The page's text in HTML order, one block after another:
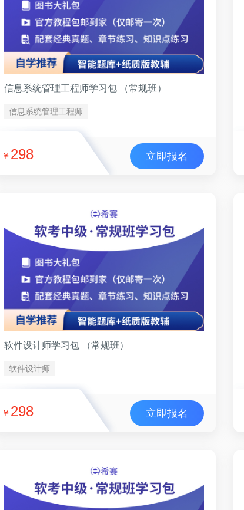
信息系统管理工程师学习包 （常规班）
信息系统管理工程师
￥ 298 立即报名
软件设计师学习包 （常规班）
软件设计师
￥ 298 立即报名